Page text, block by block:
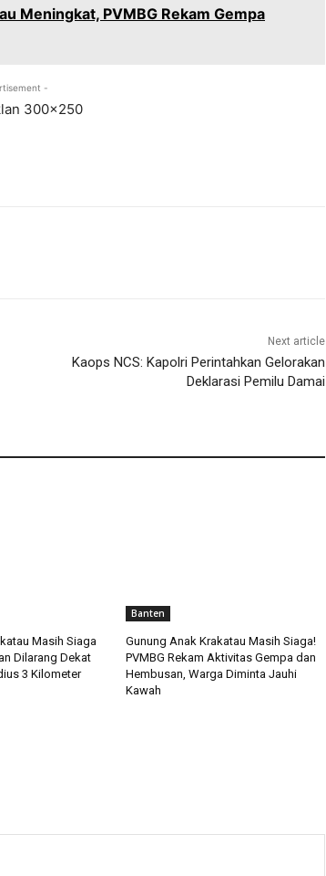
Meningkat, PVMBG Rekam Gempa
-
Next article
Kaops NCS: Kapolri Perintahkan Gelorakan
Deklarasi Pemilu Damai
Masih Siaga
Dilarang Dekat
3 Kilometer
Banten
Gunung Anak Krakatau Masih Siaga!
PVMBG Rekam Aktivitas Gempa dan
Hembusan, Warga Diminta Jauhi
Kawah